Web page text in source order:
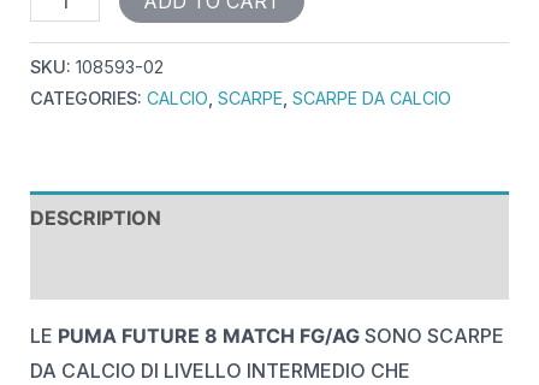
SKU: 108593-02
CATEGORIES: CALCIO, SCARPE, SCARPE DA CALCIO
DESCRIPTION
LE PUMA FUTURE 8 MATCH FG/AGSONO SCARPE
DA CALCIO DI LIVELLO INTERMEDIO CHE